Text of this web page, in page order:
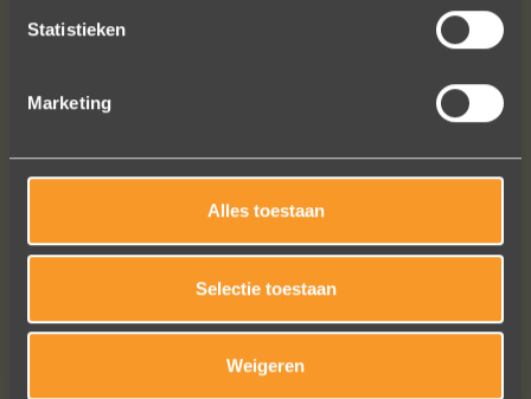
Statistieken
Marketing
Alles toestaan
Selectie toestaan
Weigeren